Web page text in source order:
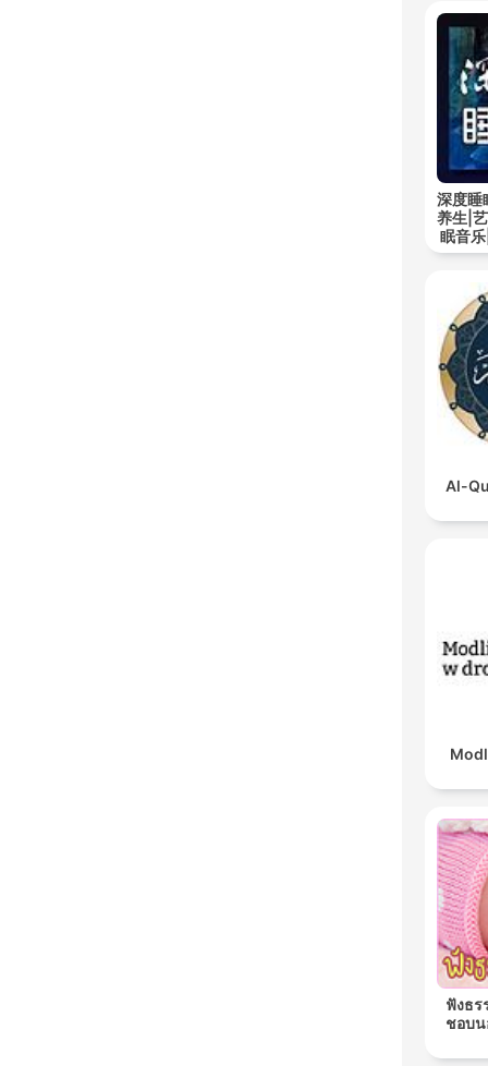
深度睡
养生|
眠音
Al-
ฟังธร
ชอบน